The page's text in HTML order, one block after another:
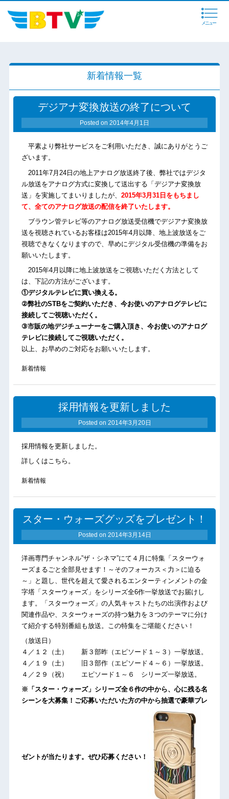
メニュー
新着情報一覧
デジアナ変換放送の終了について
Posted on 2014年4月1日
平素より弊社サービスをご利用いただき、誠にありがとうご
ざいます。
2011年7月24日の地上アナログ放送終了後、弊社ではデジタ
ル放送をアナログ方式に変換して送出する「デジアナ変換放
送」を実施してまいりましたが、 2015年3月31日をもちまし
て、全てのアナログ放送の配信を終了いたします。
ブラウン管テレビ等のアナログ放送受信機でデジアナ変換放
送を視聴されているお客様は2015年4月以降、地上波放送をご
視聴できなくなりますので、早めにデジタル受信機の準備をお
願いいたします。
2015年4月以降に地上波放送をご視聴いただく方法として
は、下記の方法がございます。
①デジタルテレビに買い換える。
②弊社のSTBをご契約いただき、 今お使いのアナログテレビに
接続してご視聴いただく。
③市販の地デジチューナーをご購入頂き、今お使いのアナログ
テレビに接続してご視聴いただく。
以上、お早めのご対応をお願いいたします。
新着情報
採用情報を更新しました
Posted on 2014年3月20日
採用情報を更新しました。
詳しくはこちら。
新着情報
スター・ウォーズグッズをプレゼント！
Posted on 2014年3月14日
洋画専門チャンネル”ザ・シネマ”にて４月に特集「スターウォ
ーズまるごと全部見せます！～そのフォーカス＜力＞に迫る
～」と題し、世代を超えて愛されるエンターティンメントの金
字塔「スターウォーズ」をシリーズ全6作一挙放送でお届けし
ます。「スターウォーズ」の人気キャストたちの出演作および
関連作品や、スターウォーズの持つ魅力を３つのテーマに分け
て紹介する特別番組も放送。この特集をご堪能ください！
（放送日）
４／１２（土） 新３部昨（エピソード１～３）一挙放送。
４／１９（土） 旧３部作（エピソード４～６）一挙放送。
４／２９（祝） エピソード１～６ シリーズ一挙放送。
※「スター・ウォーズ」シリーズ全６作の中から、心に残る名
シーンを大募集！ご応募いただいた方の中から抽選で豪華プレ
ゼントが当たります。ぜひ応募ください！